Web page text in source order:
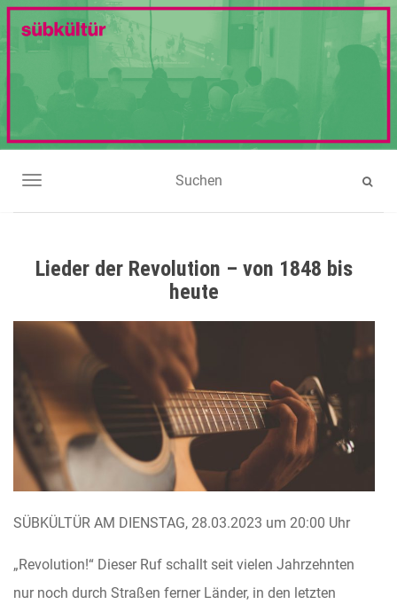
NAVIGATION UMSCHALTEN
Lieder der Revolution – von 1848 bis
heute
SÜBKÜLTÜR AM DIENSTAG, 28.03.2023 um 20:00 Uhr
„Revolution!“ Dieser Ruf schallt seit vielen Jahrzehnten
nur noch durch Straßen ferner Länder, in den letzten